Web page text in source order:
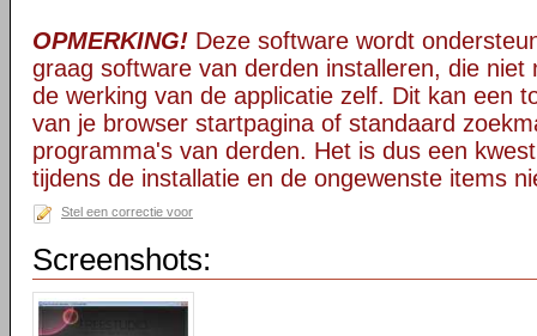
OPMERKING! Deze software wordt
graag software van derden installeren, die niet
de werking van de applicatie zelf. Dit kan een
van je browser startpagina of standaard
programma's van derden. Het is dus een
tijdens de installatie en de ongewenste items
Stel een correctie voor
Screenshots: